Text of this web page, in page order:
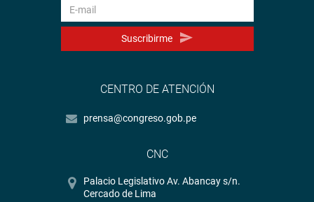
Suscribirme
CENTRO DE ATENCIÓN
prensa@congreso.gob.pe
CNC
Palacio Legislativo Av. Abancay s/n.
Cercado de Lima